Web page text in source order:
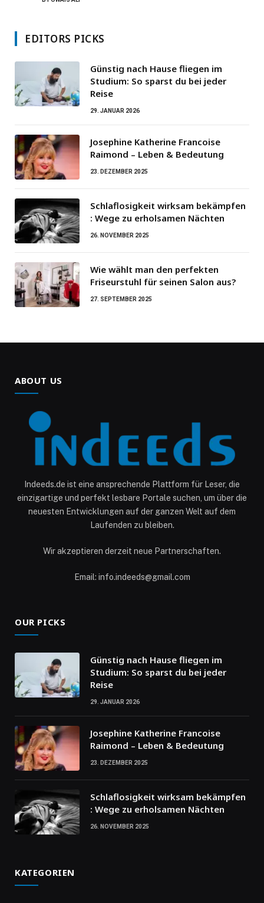
EDITORS PICKS
Günstig nach Hause fliegen im
Studium: So sparst du bei jeder
Reise
29. JANUAR 2026
Josephine Katherine Francoise
Raimond – Leben & Bedeutung
23. DEZEMBER 2025
Schlaflosigkeit wirksam bekämpfen
: Wege zu erholsamen Nächten
26. NOVEMBER 2025
Wie wählt man den perfekten
Friseurstuhl für seinen Salon aus?
27. SEPTEMBER 2025
ABOUT US
Indeeds.de ist eine ansprechende Plattform für Leser, die
einzigartige und perfekt lesbare Portale suchen, um über die
neuesten Entwicklungen auf der ganzen Welt auf dem
Laufenden zu bleiben.
Wir akzeptieren derzeit neue Partnerschaften.
Email: info.indeeds@gmail.com
OUR PICKS
Günstig nach Hause fliegen im
Studium: So sparst du bei jeder
Reise
29. JANUAR 2026
Josephine Katherine Francoise
Raimond – Leben & Bedeutung
23. DEZEMBER 2025
Schlaflosigkeit wirksam bekämpfen
: Wege zu erholsamen Nächten
26. NOVEMBER 2025
KATEGORIEN